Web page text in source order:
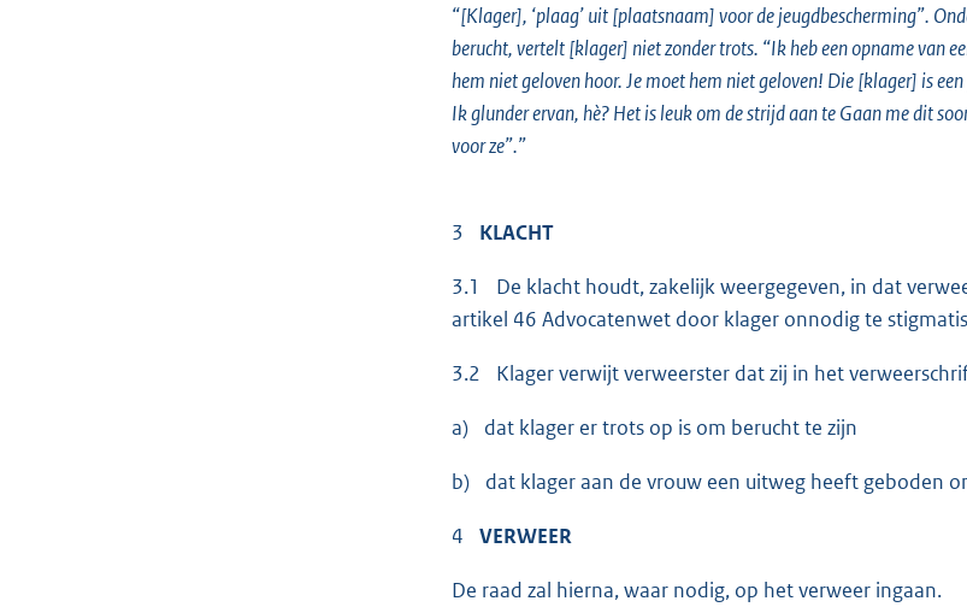
“[Klager], ‘plaag’ uit [plaatsnaam] voor de jeugdbescherming”.
berucht, vertelt [klager] niet zonder trots. “Ik heb een opname van
hem niet geloven hoor. Je moet hem niet geloven! Die [klager] is
Ik glunder ervan, hè? Het is leuk om de strijd aan te Gaan me dit
voor ze”.”
3 KLACHT
3.1 De klacht houdt, zakelijk weergegeven, in dat
artikel 46 Advocatenwet door klager onnodig te
3.2 Klager verwijt verweerster dat zij in het
a) dat klager er trots op is om berucht te zijn
b) dat klager aan de vrouw een uitweg heeft geboden
4 VERWEER
De raad zal hierna, waar nodig, op het verweer ingaan.